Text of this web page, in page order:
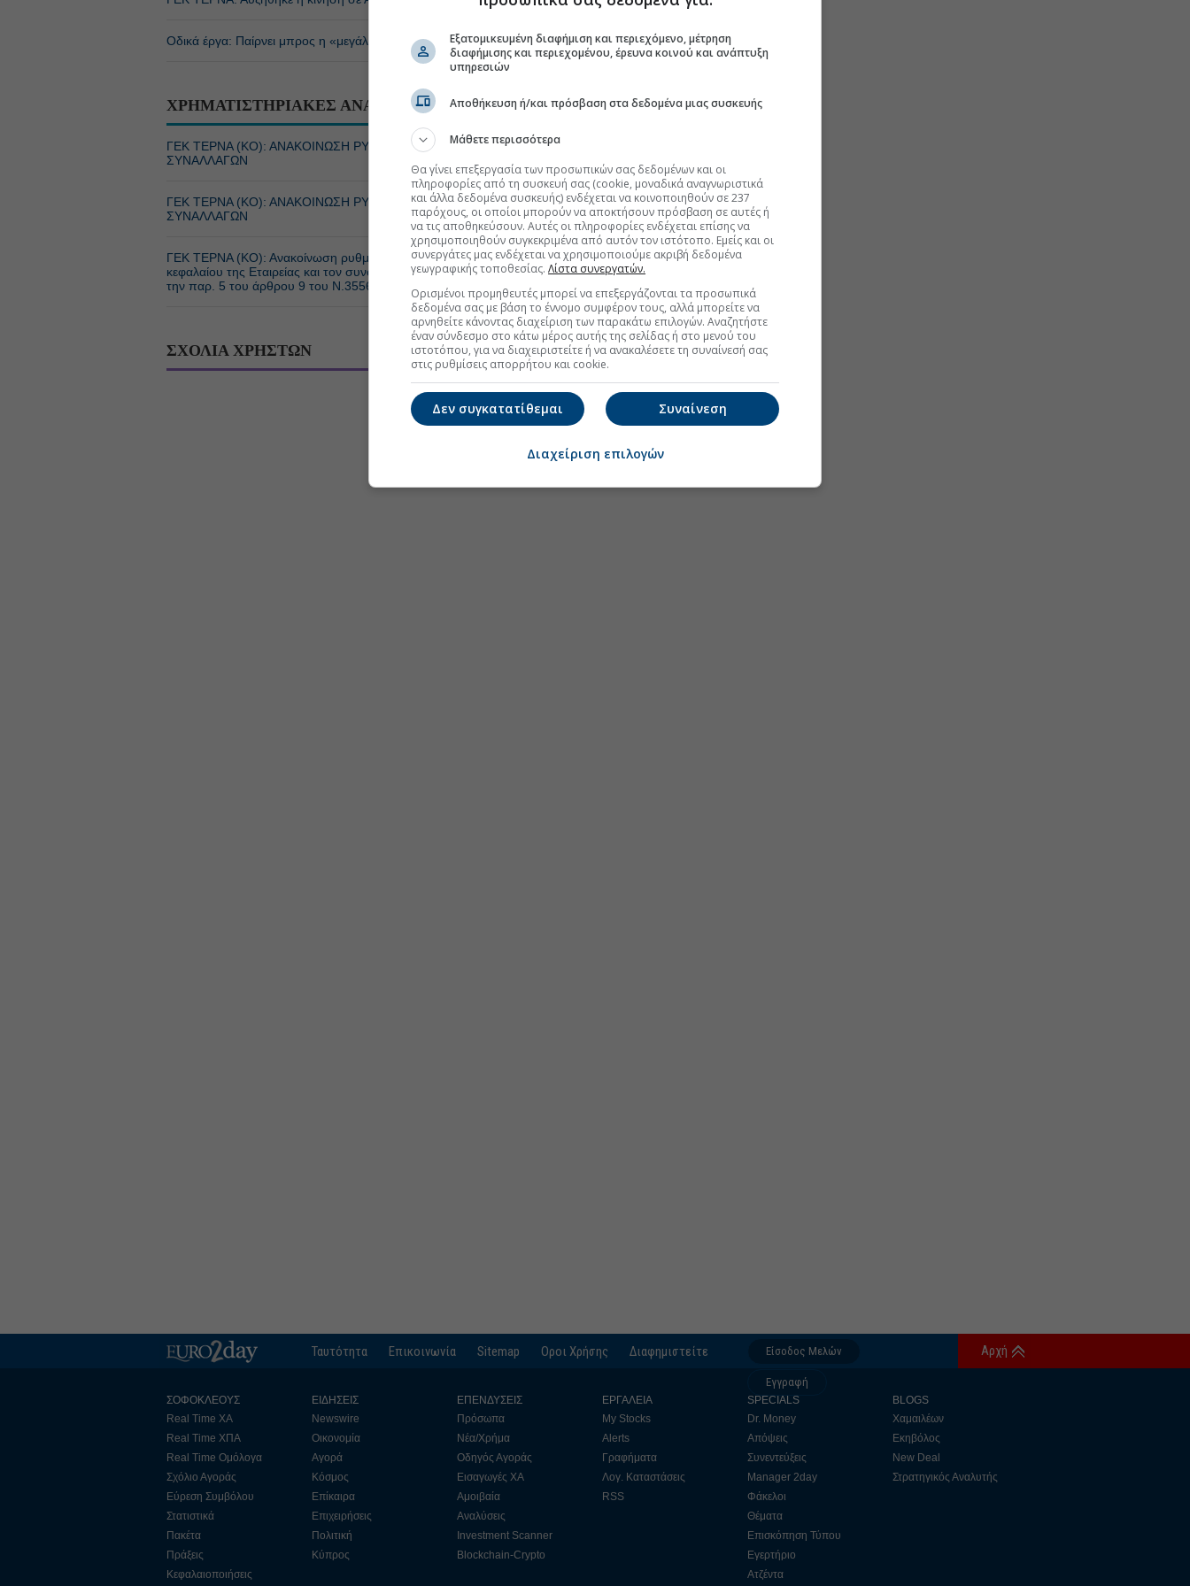
Οδικά έργα: Παίρνει μπρος η «μεγάλη παράκαμψη» της Αττικής (07:30 27/07/2026)
ΧΡΗΜΑΤΙΣΤΗΡΙΑΚΕΣ ΑΝΑΚΟΙΝΩΣΕΙΣ Περισσότερα για τη Μετοχή
ΓΕΚ ΤΕΡΝΑ (ΚΟ): ΑΝΑΚΟΙΝΩΣΗ ΡΥΘΜΙΖΟΜΕΝΗΣ ΠΛΗΡΟΦΟΡΙΑΣ - ΓΝΩΣΤΟΠΟΙΗΣΗ
ΣΥΝΑΛΛΑΓΩΝ
ΓΕΚ ΤΕΡΝΑ (ΚΟ): ΑΝΑΚΟΙΝΩΣΗ ΡΥΘΜΙΖΟΜΕΝΗΣ ΠΛΗΡΟΦΟΡΙΑΣ - ΓΝΩΣΤΟΠΟΙΗΣΗ
ΣΥΝΑΛΛΑΓΩΝ
(19:05 06/08/2026)
ΓΕΚ ΤΕΡΝΑ (ΚΟ): Ανακοίνωση ρυθμιζόμενης πληροφορίας αναφορικά με το ύψος του μετοχικού
κεφαλαίου της Εταιρείας και τον συνολικό αριθμό των μετοχών και δικαιωμάτων ψήφου, σύμφωνα με
την παρ. 5 του άρθρου 9 του Ν.3556/2007
(10:13 28/07/2026)
ΣΧΟΛΙΑ ΧΡΗΣΤΩΝ
Ταυτότητα Επικοινωνία Sitemap Οροι Χρήσης Διαφημιστείτε Είσοδος Μελών
Εγγραφή
Αρχή
ΣΟΦΟΚΛΕΟΥΣ
Real Time ΧΑ
Real Time ΧΠΑ
Real Time Ομόλογα
Σχόλιο Αγοράς
Εύρεση Συμβόλου
Στατιστικά
Πακέτα
Πράξεις
Κεφαλαιοποιήσεις
ΕΙΔΗΣΕΙΣ
Newswire
Οικονομία
Αγορά
Κόσμος
Επίκαιρα
Επιχειρήσεις
Πολιτική
Κύπρος
ΕΠΕΝΔΥΣΕΙΣ
Πρόσωπα
Νέα/Χρήμα
Οδηγός Αγοράς
Εισαγωγές ΧΑ
Αμοιβαία
Αναλύσεις
Investment Scanner
Blockchain-Crypto
ΕΡΓΑΛΕΙΑ
My Stocks
Alerts
Γραφήματα
Λογ. Καταστάσεις
RSS
SPECIALS
Dr. Money
Απόψεις
Συνεντεύξεις
Manager 2day
Φάκελοι
Θέματα
Επισκόπηση Τύπου
Εγερτήριο
Ατζέντα
BLOGS
Χαμαιλέων
Εκηβόλος
New Deal
Στρατηγικός Αναλυτής
Εξατομικευμένη διαφήμιση και περιεχόμενο, μέτρηση
διαφήμισης και περιεχομένου, έρευνα κοινού και ανάπτυξη
υπηρεσιών
Αποθήκευση ή/και πρόσβαση στα δεδομένα μιας συσκευής
Μάθετε περισσότερα
Θα γίνει επεξεργασία των προσωπικών σας δεδομένων και οι
πληροφορίες από τη συσκευή σας (cookie, μοναδικά αναγνωριστικά
και άλλα δεδομένα συσκευής) ενδέχεται να κοινοποιηθούν σε 237
παρόχους, οι οποίοι μπορούν να αποκτήσουν πρόσβαση σε αυτές ή
να τις αποθηκεύσουν. Αυτές οι πληροφορίες ενδέχεται επίσης να
χρησιμοποιηθούν συγκεκριμένα από αυτόν τον ιστότοπο. Εμείς και οι
συνεργάτες μας ενδέχεται να χρησιμοποιούμε ακριβή δεδομένα
γεωγραφικής τοποθεσίας. Λίστα συνεργατών.
Ορισμένοι προμηθευτές μπορεί να επεξεργάζονται τα προσωπικά
δεδομένα σας με βάση το έννομο συμφέρον τους, αλλά μπορείτε να
αρνηθείτε κάνοντας διαχείριση των παρακάτω επιλογών. Αναζητήστε
έναν σύνδεσμο στο κάτω μέρος αυτής της σελίδας ή στο μενού του
ιστοτόπου, για να διαχειριστείτε ή να ανακαλέσετε τη συναίνεσή σας
στις ρυθμίσεις απορρήτου και cookie.
Συναίνεση
Δεν συγκατατίθεμαι
Διαχείριση επιλογών